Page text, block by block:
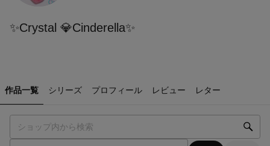
✨Crystal 💎Cinderella✨
作品一覧 シリーズ プロフィール レビュー レター